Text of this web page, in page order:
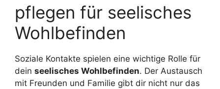
pflegen für seelisches
Wohlbefinden
Soziale Kontakte spielen eine wichtige Rolle für
dein seelisches Wohlbefinden. Der Austausch
mit Freunden und Familie gibt dir nicht nur das